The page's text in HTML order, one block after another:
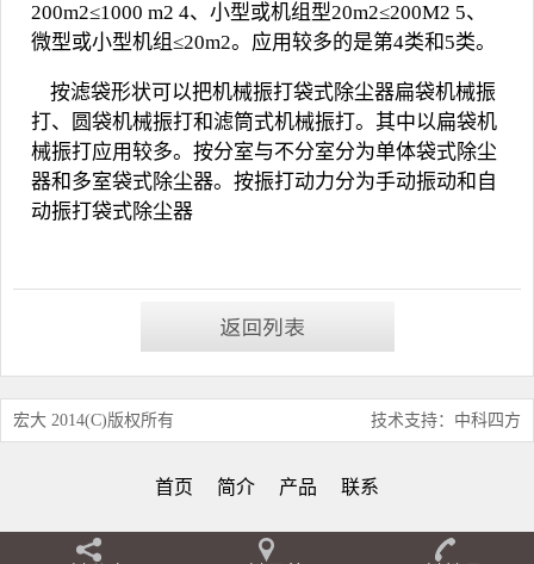
200m2≤1000 m2 4、小型或机组型20m2≤200M2 5、
微型或小型机组≤20m2。应用较多的是第4类和 5类。
按滤袋形状可以把机械振打袋式除尘器扁袋机械振
打、圆袋机械振打和滤筒式机械振打。其中以扁袋机
械振打应用较多。按分室与不分室分为单体袋式除尘
器和多室袋式除尘器。按振打动力分为手动振动和自
动振打袋式除尘器
宏大 2014(C)版权所有 技术支持：中科四方
首页 简介 产品 联系